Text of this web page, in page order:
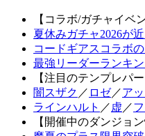
【コラボ/ガチャイベ
夏休みガチャ2026が
コードギアスコラボ
最強リーダーランキ
【注目のテンプレパー
闇スザク ／ ロゼ／ア
ラインハルト ／ 虚 ／
【開催中のダンジョン